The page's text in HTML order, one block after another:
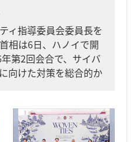
ィ指導委員会委員長を
相は6日、ハノイで開
第2回会合で、サイバ
向けた対策を総合的か